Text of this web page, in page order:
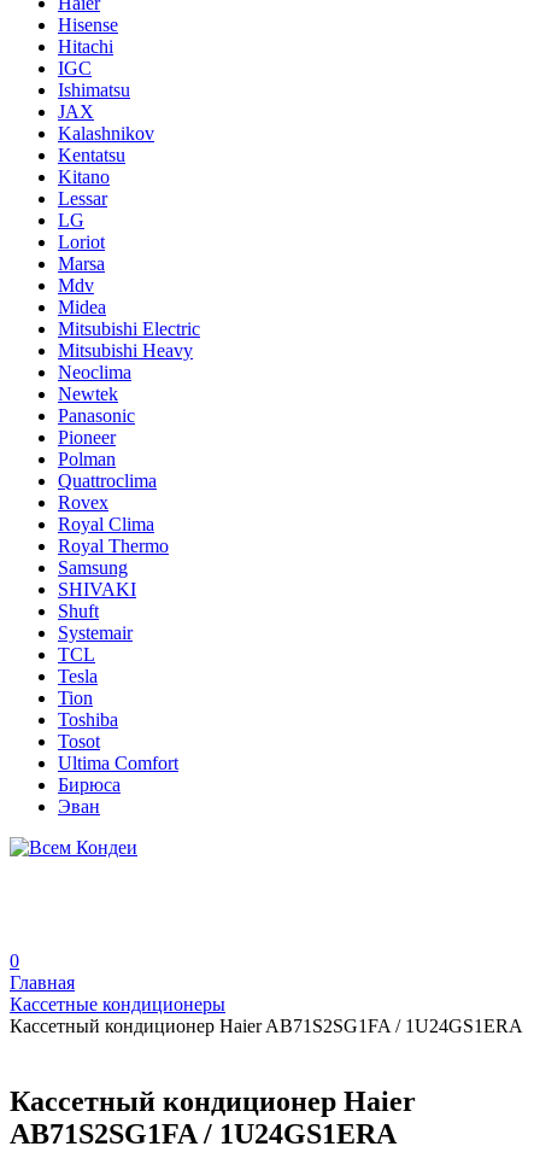
Hisense
Hitachi
IGC
Ishimatsu
JAX
Kalashnikov
Kentatsu
Kitano
Lessar
LG
Loriot
Marsa
Mdv
Midea
Mitsubishi Electric
Mitsubishi Heavy
Neoclima
Newtek
Panasonic
Pioneer
Polman
Quattroclima
Rovex
Royal Clima
Royal Thermo
Samsung
SHIVAKI
Shuft
Systemair
TCL
Tesla
Tion
Toshiba
Tosot
Ultima Comfort
Бирюса
Эван
0
Главная
Кассетные кондиционеры
Кассетный кондиционер Haier AB71S2SG1FA / 1U24GS1ERA
Кассетный кондиционер Haier
AB71S2SG1FA / 1U24GS1ERA